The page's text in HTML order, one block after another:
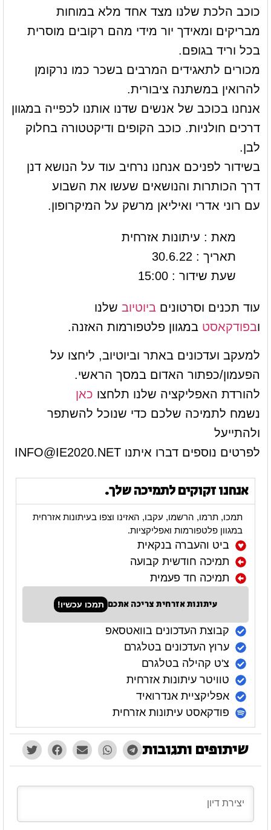
כוכב הלכת שלנו מצד אחד מלא במוחות
מבריקים ומאידך יור מידי מהם רקובים מוסרית
בכל וריד בגופם.
מכורים לתאגידים המרבים בשכר כמו נרקומן
להרואין במשתנה ציבורית.
אנחנו בכוכב של אנשים שדנו אותנו לכפייה במגוון
דרכים חולניות. כוכב הקופים ודיקטטורה בחלוק
לבן.
בשידור לפניכם אנחנו נרחיב עוד על הנושא דנן
דרך הכותרות והנושאים שעשו את השבוע
עם רוני אדרי ואיליאן מרשק על המיקרופון.
מאת : עיתונות אזרחית
תאריך : 30.6.22
שעת שידור : 15:00
עוד תכנים וסרטונים ביוטיוב שלנו
ובפודקאסט במגוון פלטפורמות האזנה.
למעקב ועדכונים באתר וביוטיוב, ליחצו על
הפעמון/כפתור האדום במסך הראשי.
להורדת האפליקציה שלנו תלחצו כאן
נשמח לתמיכה שלכם כדי שנוכל להשתפר
ולהתייעל
לפרטים נוספים דברו איתנו INFO@IE2020.NET
אנחנו זקוקים לתמיכה שלך.
תמכו, תרמו, הרשמו, עקבו, האזינו וצפו בעיתונות אזרחית
במגוון פלטפורמות ואפליקציות.
ביט והעברה בנקאית
תמיכה חודשית קבועה
תמיכה חד פעמית
עיתונות אזרחית צריכה אתכם תמכו עכשיו!
קבוצת העדכונים בוואטסאפ
ערוץ העדכונים בטלגרם
צ'ט קהילה בטלגרם
טוויטר עיתונות אזרחית
אפליקציית אנדרואיד
פודקאסט עיתונות אזרחית
שיתופים ותגובות